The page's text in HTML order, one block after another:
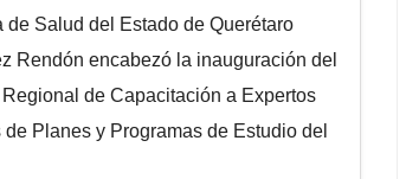
de Salud del Estado de Querétaro
Rendón encabezó la inauguración del
de Capacitación a Expertos
de Planes y Programas de Estudio del